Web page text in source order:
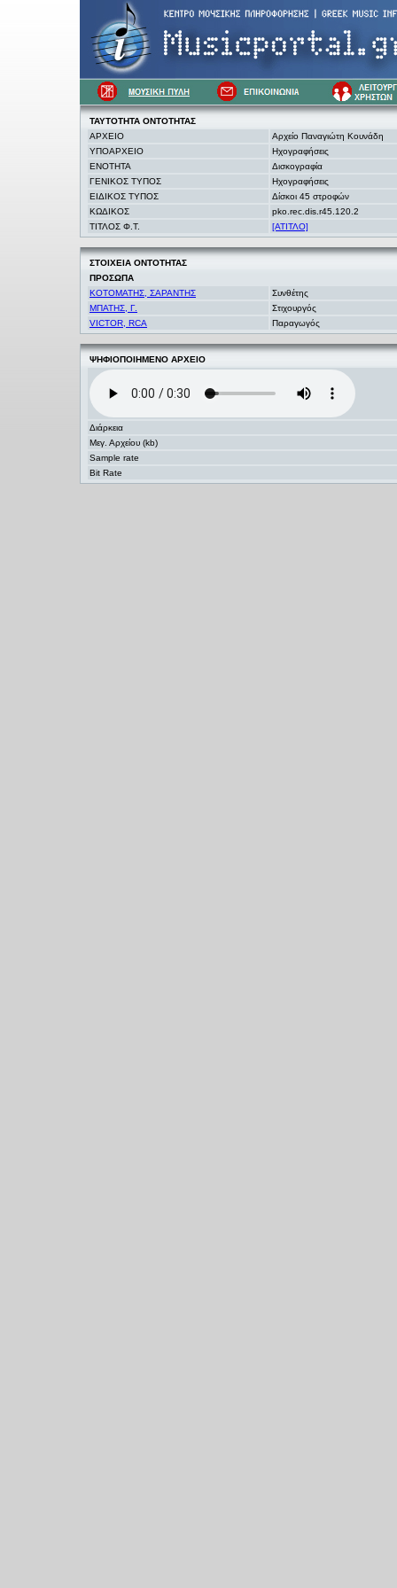
ΤΑΥΤΟΤΗΤΑ ΟΝΤΟΤΗΤΑΣ
ΑΡΧΕΙΟ
Αρχείο Παναγιώτη Κουνάδη
ΥΠΟΑΡΧΕΙΟ
Ηχογραφήσεις
ΕΝΟΤΗΤΑ
Δισκογραφία
ΓΕΝΙΚΟΣ ΤΥΠΟΣ
Ηχογραφήσεις
ΕΙΔΙΚΟΣ ΤΥΠΟΣ
Δίσκοι 45 στροφών
ΚΩΔΙΚΟΣ
pko.rec.dis.r45.120.2
ΤΙΤΛΟΣ Φ.Τ.
[ΑΤΙΤΛΟ]
ΣΤΟΙΧΕΙΑ ΟΝΤΟΤΗΤΑΣ
ΠΡΟΣΩΠΑ
ΚΟΤΟΜΑΤΗΣ, ΣΑΡΑΝΤΗΣ
Συνθέτης
ΜΠΑΤΗΣ, Γ.
Στιχουργός
VICTOR, RCA
Παραγωγός
ΨΗΦΙΟΠΟΙΗΜΕΝΟ ΑΡΧΕΙΟ
Διάρκεια
Μεγ. Αρχείου (kb)
Sample rate
Bit Rate